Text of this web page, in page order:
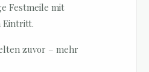
Festmeile mit
Eintritt.
zuvor – mehr